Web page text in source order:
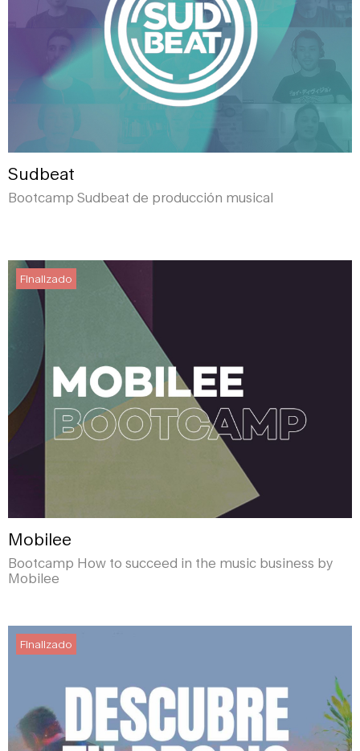
Sudbeat
Bootcamp Sudbeat de producción musical
Mobilee
Bootcamp How to succeed in the music business by
Mobilee
Finalizado
Finalizado
Finalizado
Finalizado